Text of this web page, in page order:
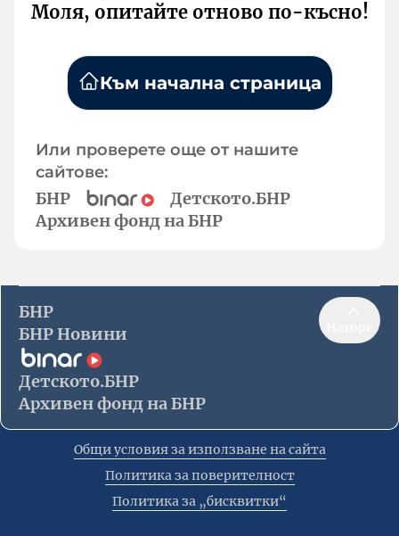
Моля, опитайте отново по-късно!
Към начална страница
Или проверете още от нашите
сайтове:
БНР
Детското.БНР
Архивен фонд на БНР
БНР
БНР Новини
Детското.БНР
Архивен фонд на БНР
Общи условия за използване на сайта
Политика за поверителност
Политика за „бисквитки“